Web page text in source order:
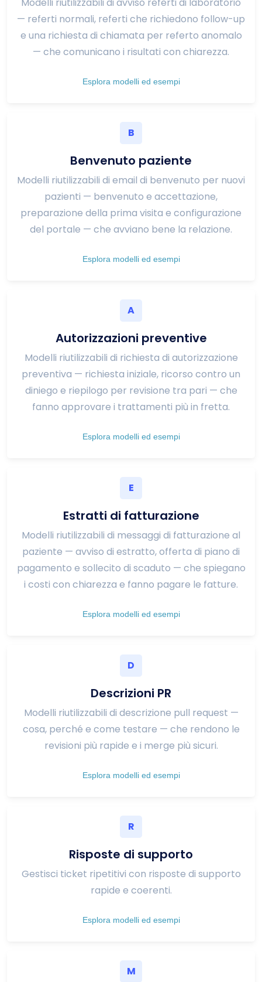
— referti normali, referti che richiedono follow-up
e una richiesta di chiamata per referto anomalo
— che comunicano i risultati con chiarezza.
Esplora modelli ed esempi
B
Benvenuto paziente
Modelli riutilizzabili di email di benvenuto per nuovi
pazienti — benvenuto e accettazione,
preparazione della prima visita e configurazione
del portale — che avviano bene la relazione.
Esplora modelli ed esempi
A
Autorizzazioni preventive
Modelli riutilizzabili di richiesta di autorizzazione
preventiva — richiesta iniziale, ricorso contro un
diniego e riepilogo per revisione tra pari — che
fanno approvare i trattamenti più in fretta.
Esplora modelli ed esempi
E
Estratti di fatturazione
Modelli riutilizzabili di messaggi di fatturazione al
paziente — avviso di estratto, offerta di piano di
pagamento e sollecito di scaduto — che spiegano
i costi con chiarezza e fanno pagare le fatture.
Esplora modelli ed esempi
D
Descrizioni PR
Modelli riutilizzabili di descrizione pull request —
cosa, perché e come testare — che rendono le
revisioni più rapide e i merge più sicuri.
Esplora modelli ed esempi
R
Risposte di supporto
Gestisci ticket ripetitivi con risposte di supporto
rapide e coerenti.
Esplora modelli ed esempi
M